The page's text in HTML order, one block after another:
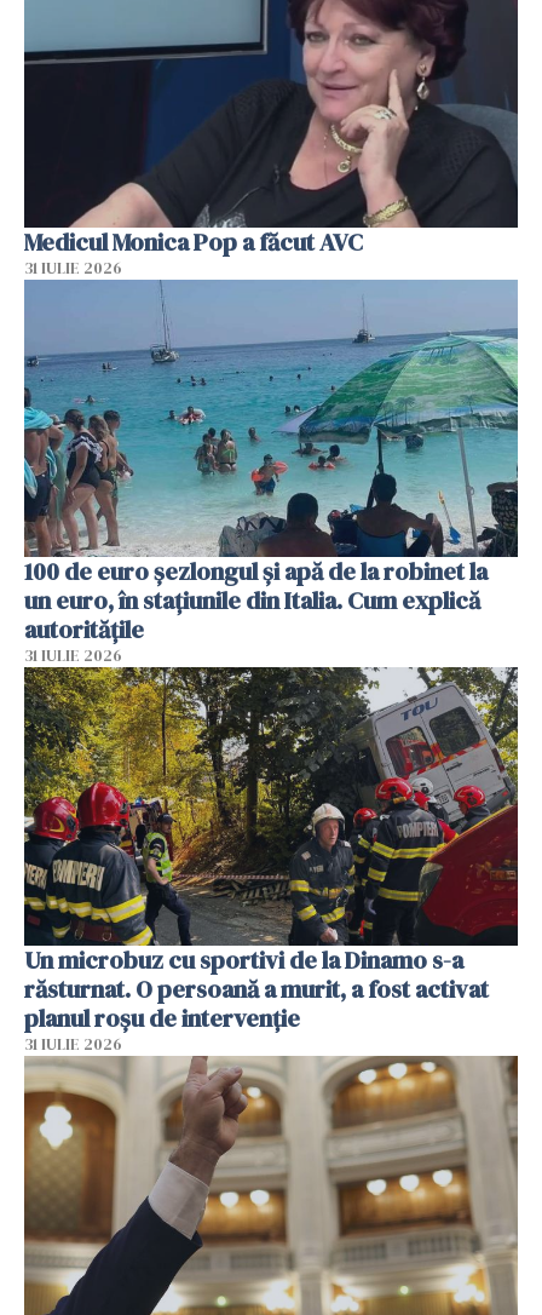
Medicul Monica Pop a făcut AVC
31 IULIE 2026
100 de euro șezlongul și apă de la robinet la
un euro, în stațiunile din Italia. Cum explică
autoritățile
31 IULIE 2026
Un microbuz cu sportivi de la Dinamo s-a
răsturnat. O persoană a murit, a fost activat
planul roșu de intervenție
31 IULIE 2026